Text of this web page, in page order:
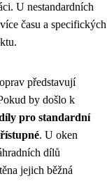
U nestandardních
času a specifických
představují
by došlo k
pro standardní
. U oken
dílů
jejich běžná